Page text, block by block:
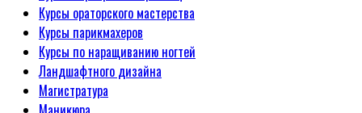
Курсы ораторского мастерства
Курсы парикмахеров
Курсы по наращиванию ногтей
Ландшафтного дизайна
Магистратура